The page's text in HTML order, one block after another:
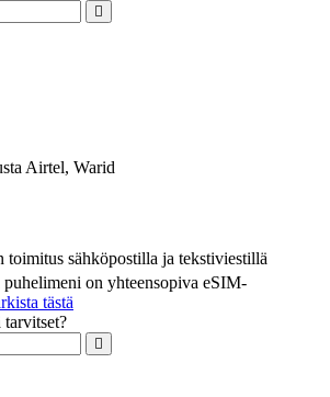
Airtel, Warid
toimitus sähköpostilla ja tekstiviestillä
on yhteensopiva eSIM-
tästä